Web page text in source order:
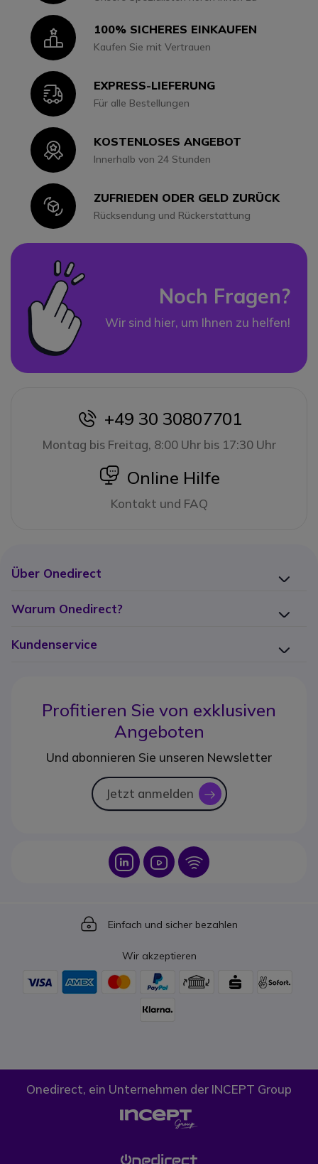
Icon100% SICHERES EINKAUFEN
Kaufen Sie mit Vertrauen
IconEXPRESS-LIEFERUNG
Für alle Bestellungen
IconKOSTENLOSES ANGEBOT
Innerhalb von 24 Stunden
IconZUFRIEDEN ODER GELD ZURÜCK
Rücksendung und Rückerstattung
Noch Fragen?
Wir sind hier, um Ihnen zu helfen!
icon
+49 30 30807701
Montag bis Freitag, 8:00 Uhr bis 17:30 Uhr
icon
Online Hilfe
Kontakt und FAQ
Über Onedirect
Warum Onedirect?
Kundenservice
Profitieren Sie von exklusiven
Angeboten
Und abonnieren Sie unseren Newsletter
Jetzt anmelden icon
Icon Icon Icon
Icon
Einfach und sicher bezahlen
Wir akzeptieren
Onedirect, ein Unternehmen der INCEPT Group